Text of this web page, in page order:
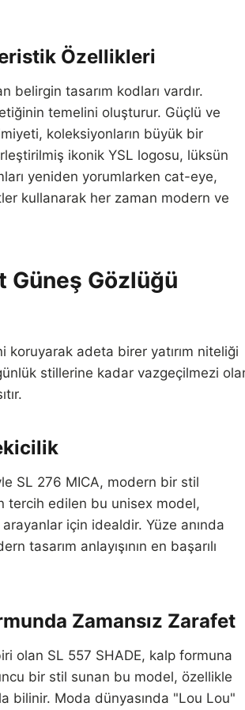
Özellikleri
belirgin tasarım kodları vardır.
temelini oluşturur. Güçlü ve
koleksiyonların büyük bir
ikonik YSL logosu, lüksün
yeniden yorumlarken cat-eye,
kullanarak her zaman modern ve
Güneş Gözlüğü
koruyarak adeta birer yatırım niteliği
stillerine kadar vazgeçilmezi
SL 276 MICA, modern bir stil
tercih edilen bu unisex model,
için idealdir. Yüze anında
tasarım anlayışının en başarılı
Zamansız Zarafet
olan SL 557 SHADE, kalp formuna
bir stil sunan bu model, özellikle
bilinir. Moda dünyasında "Lou Lou"